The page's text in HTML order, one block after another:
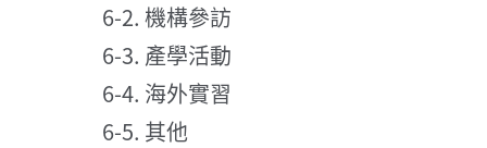
6-2. 機構參訪
6-3. 產學活動
6-4. 海外實習
6-5. 其他